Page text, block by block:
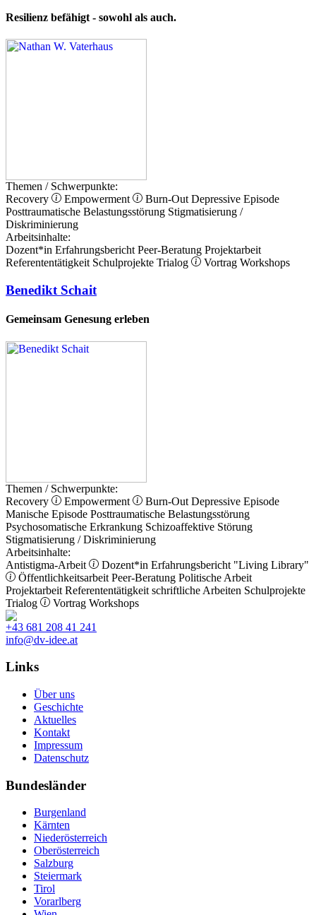
Resilienz befähigt - sowohl als auch.
Themen / Schwerpunkte:
Recovery
Empowerment Burn-Out Depressive Episode
Posttraumatische Belastungsstörung Stigmatisierung /
Diskriminierung
Arbeitsinhalte:
Dozent*in Erfahrungsbericht Peer-Beratung Projektarbeit
Referententätigkeit Schulprojekte Trialog Vortrag Workshops
Benedikt Schait
Gemeinsam Genesung erleben
Themen / Schwerpunkte:
Recovery
Empowerment Burn-Out Depressive Episode
Manische Episode Posttraumatische Belastungsstörung
Psychosomatische Erkrankung Schizoaffektive Störung
Stigmatisierung / Diskriminierung
Arbeitsinhalte:
Antistigma-Arbeit
Dozent*in Erfahrungsbericht "Living Library"
Öffentlichkeitsarbeit Peer-Beratung Politische Arbeit
Projektarbeit Referententätigkeit schriftliche Arbeiten Schulprojekte
Trialog
Vortrag Workshops
+43 681 208 41 241
info@dv-idee.at
Links
Über uns
Geschichte
Aktuelles
Kontakt
Impressum
Datenschutz
Bundesländer
Burgenland
Kärnten
Niederösterreich
Oberösterreich
Salzburg
Steiermark
Tirol
Vorarlberg